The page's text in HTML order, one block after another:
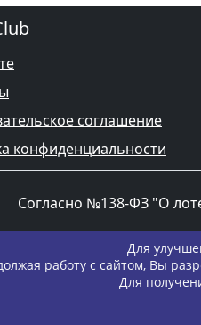
соглашение
конфиденциальности
Согласно №138-ФЗ "О
Для
работу с сайтом, Вы
Для